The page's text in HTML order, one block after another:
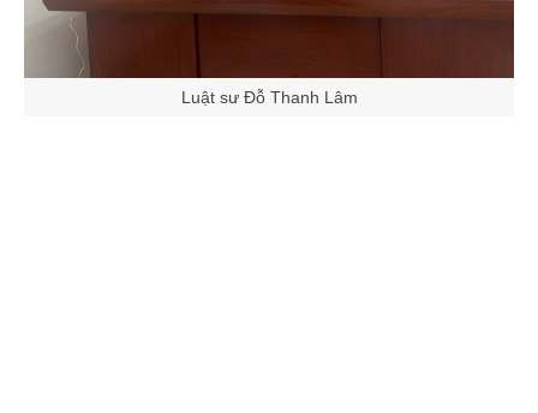
Luật sư Đỗ Thanh Lâm